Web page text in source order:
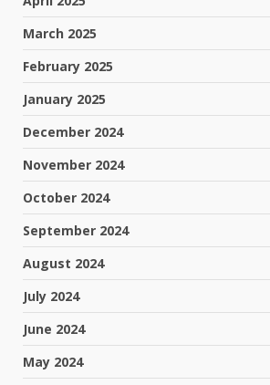
March 2025
February 2025
January 2025
December 2024
November 2024
October 2024
September 2024
August 2024
July 2024
June 2024
May 2024